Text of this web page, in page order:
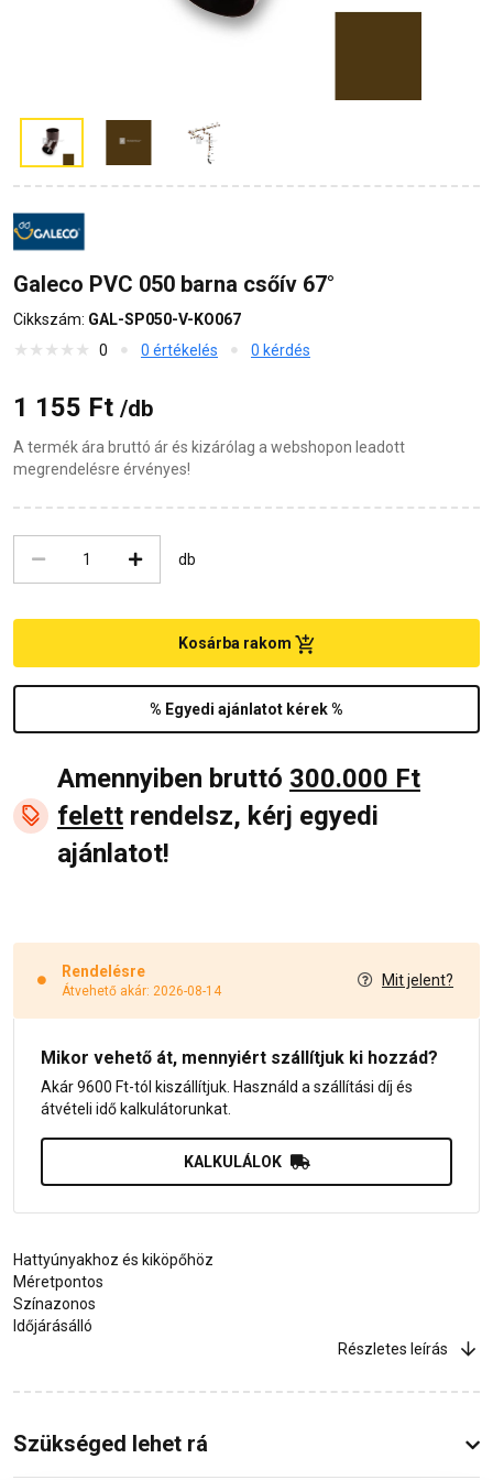
Galeco PVC 050 barna csőív 67°
Cikkszám: GAL-SP050-V-KO067
0
0 értékelés 0 kérdés
1 155 Ft /db
A termék ára bruttó ár és kizárólag a webshopon leadott
megrendelésre érvényes!
db
% Egyedi ajánlatot kérek %
Kosárba rakom
Amennyiben bruttó 300.000 Ft
felett rendelsz, kérj egyedi
ajánlatot!
Rendelésre
Átvehető akár: 2026-08-14
Mit jelent?
Mikor vehető át, mennyiért szállítjuk ki hozzád?
Akár 9600 Ft-tól kiszállítjuk. Használd a szállítási díj és
átvételi idő kalkulátorunkat.
KALKULÁLOK
Hattyúnyakhoz és kiköpőhöz
Méretpontos
Színazonos
Időjárásálló
Részletes leírás
Szükséged lehet rá